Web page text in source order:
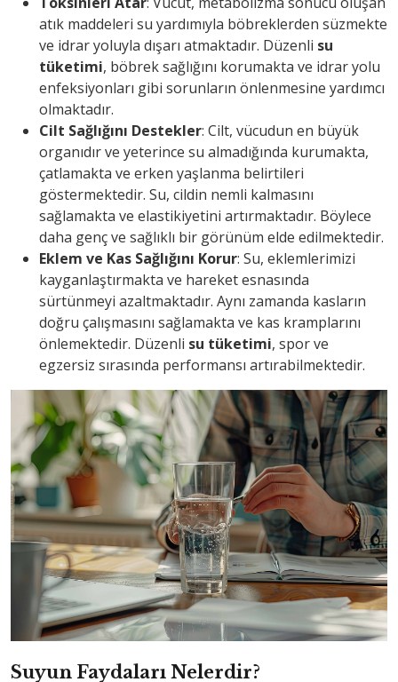
atık maddeleri su yardımıyla böbreklerden süzmekte
ve idrar yoluyla dışarı atmaktadır. Düzenli su
tüketimi, böbrek sağlığını korumakta ve idrar yolu
enfeksiyonları gibi sorunların önlenmesine yardımcı
olmaktadır.
Cilt Sağlığını Destekler: Cilt, vücudun en büyük
organıdır ve yeterince su almadığında kurumakta,
çatlamakta ve erken yaşlanma belirtileri
göstermektedir. Su, cildin nemli kalmasını
sağlamakta ve elastikiyetini artırmaktadır. Böylece
daha genç ve sağlıklı bir görünüm elde edilmektedir.
Eklem ve Kas Sağlığını Korur: Su, eklemlerimizi
kayganlaştırmakta ve hareket esnasında
sürtünmeyi azaltmaktadır. Aynı zamanda kasların
doğru çalışmasını sağlamakta ve kas kramplarını
önlemektedir. Düzenli su tüketimi, spor ve
egzersiz sırasında performansı artırabilmektedir.
Suyun Faydaları Nelerdir?